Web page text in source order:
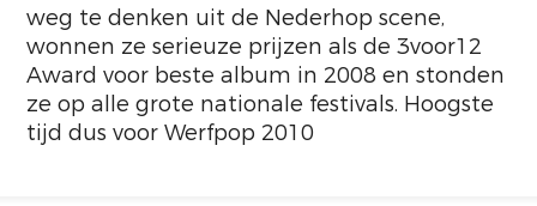
weg te denken uit de Nederhop scene,
wonnen ze serieuze prijzen als de 3voor12
Award voor beste album in 2008 en stonden
ze op alle grote nationale festivals. Hoogste
tijd dus voor Werfpop 2010